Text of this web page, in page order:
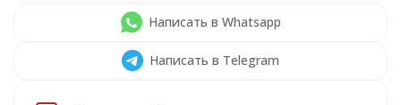
Написать в Whatsapp
Написать в Telegram